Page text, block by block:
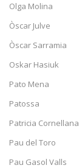
Olga Molina
Òscar Julve
Òscar Sarramia
Oskar Hasiuk
Pato Mena
Patossa
Patricia Cornellana
Pau del Toro
Pau Gasol Valls